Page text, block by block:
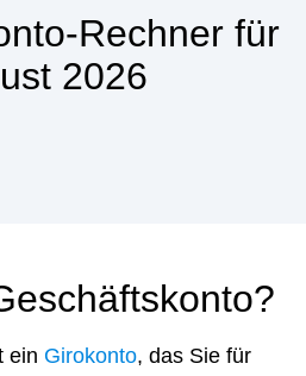
Rechner für
2026
ein Girokonto, das Sie für